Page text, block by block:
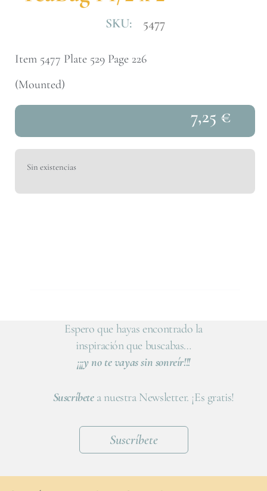
SKU: 5477
Item 5477 Plate 529 Page 226
(Mounted)
7,25 €
Sin existencias
Espero que hayas encontrado la
inspiración que buscabas…
¡¡¡y no te vayas sin sonreír!!!
Suscríbetea nuestra Newsletter. ¡Es gratis!
Suscríbete